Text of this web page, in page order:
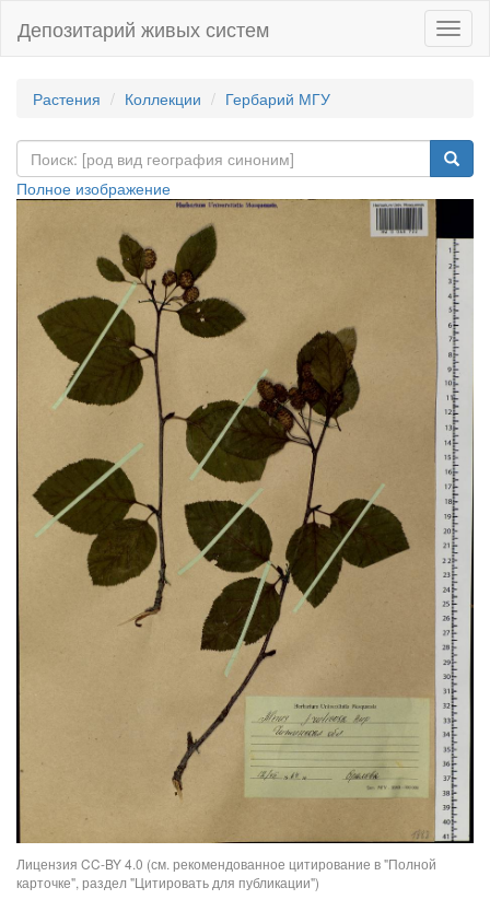
Депозитарий живых систем
Растения Коллекции Гербарий МГУ
Полное изображение
Лицензия CC-BY 4.0 (см. рекомендованное цитирование в "Полной
карточке", раздел "Цитировать для публикации")